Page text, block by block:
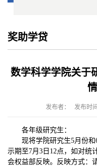
奖助学贷
数学科学学院关于
发布者： 发布时
各年级研究生：
现将学院研究生5月份
示期至7月3日12点，如对统
会权益部反映。反映方式：